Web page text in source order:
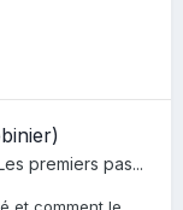
premiers pas...